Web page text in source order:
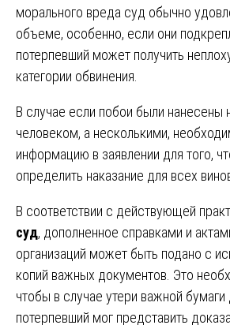
морального вреда суд обычно
объеме, особенно, если они
потерпевший может получить
категории обвинения.
В случае если побои были нанесены
человеком, а несколькими,
информацию в заявлении для того,
определить наказание для всех
В соответствии с действующей
суд, дополненное справками и
организаций может быть подано с
копий важных документов. Это
чтобы в случае утери важной
потерпевший мог представить